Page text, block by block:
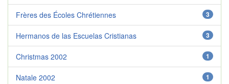
3
Frères des Écoles Chrétiennes
3
Hermanos de las Escuelas Cristianas
1
Christmas 2002
1
Natale 2002